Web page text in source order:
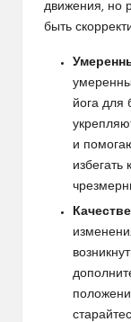
движения, но
быть
йога для
и
избегать